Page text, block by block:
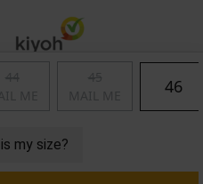
46
| Privacy
2026 Soccerfanshop